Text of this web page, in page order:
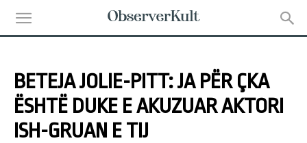
BETEJA JOLIE-PITT: JA PËR ÇKA
ËSHTË DUKE E AKUZUAR AKTORI
ISH-GRUAN E TIJ